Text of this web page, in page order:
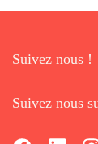
Suivez nous !
Suivez nous